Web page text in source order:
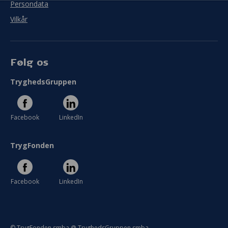
Se hele evaluering
Persondata
Vilkår
Følg os
TryghedsGruppen
Facebook LinkedIn
TrygFonden
Facebook LinkedIn